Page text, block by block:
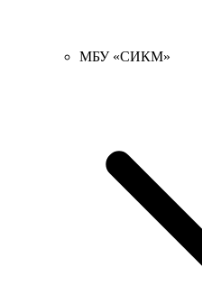
МБУ «СИКМ»